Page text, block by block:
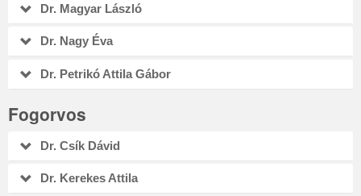
Dr. Magyar László
Dr. Nagy Éva
Dr. Petrikó Attila Gábor
Fogorvos
Dr. Csík Dávid
Dr. Kerekes Attila